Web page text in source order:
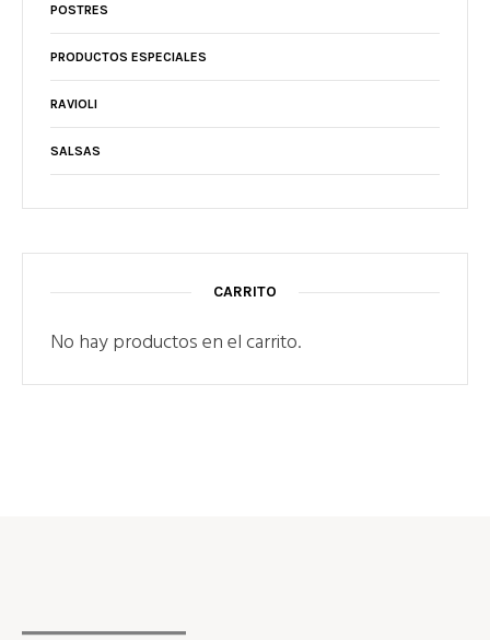
POSTRES
PRODUCTOS ESPECIALES
RAVIOLI
SALSAS
CARRITO
No hay productos en el carrito.